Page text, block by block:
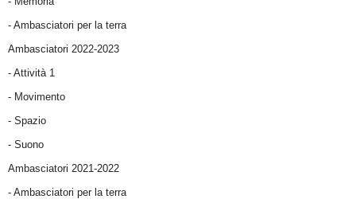
- Ambasciatori per la terra
Ambasciatori 2022-2023
- Attività 1
- Movimento
- Spazio
- Suono
Ambasciatori 2021-2022
- Ambasciatori per la terra